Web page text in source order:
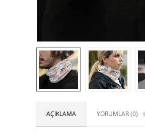
AÇIKLAMA YORUMLAR (0)